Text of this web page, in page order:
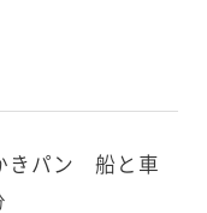
きパン 船と車